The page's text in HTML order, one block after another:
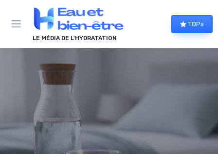
LE MÉDIA DE L'HYDRATATION
TOPs
Panneau de gestion des cookies